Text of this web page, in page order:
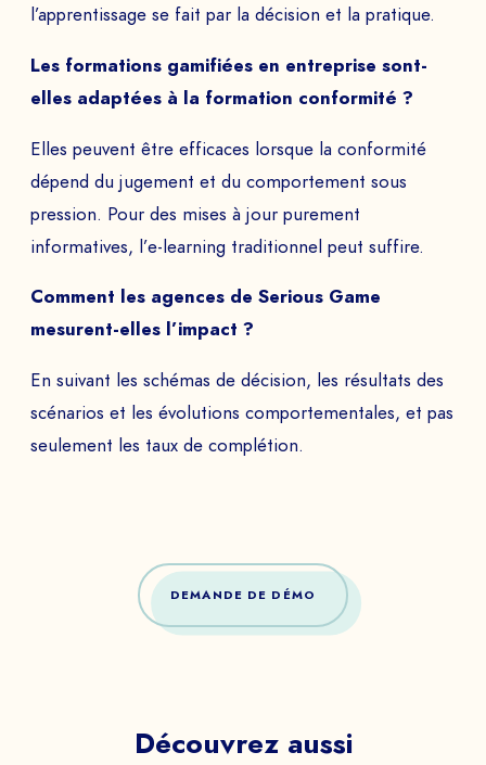
l’apprentissage se fait par la décision et la pratique.
Les formations gamifiées en entreprise sont-
elles adaptées à la formation conformité ?
Elles peuvent être efficaces lorsque la conformité
dépend du jugement et du comportement sous
pression. Pour des mises à jour purement
informatives, l’e-learning traditionnel peut suffire.
Comment les agences de Serious Game
mesurent-elles l’impact ?
En suivant les schémas de décision, les résultats des
scénarios et les évolutions comportementales, et pas
seulement les taux de complétion.
DEMANDE DE DÉMO
Découvrez aussi